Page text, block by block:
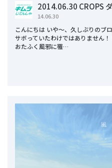
2014.06.30 CROPS
14.06.30
こんにちは いや～、久しぶりのブ
サボっていたわけではありません
おたふく風邪に罹…